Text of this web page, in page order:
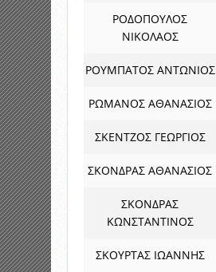
ΡΟΔΟΠΟΥΛΟΣ
ΝΙΚΟΛΑΟΣ
ΡΟΥΜΠΑΤΟΣ ΑΝΤΩΝΙΟΣ
ΡΩΜΑΝΟΣ ΑΘΑΝΑΣΙΟΣ
ΣΚΕΝΤΖΟΣ ΓΕΩΡΓΙΟΣ
ΣΚΟΝΔΡΑΣ ΑΘΑΝΑΣΙΟΣ
ΣΚΟΝΔΡΑΣ
ΚΩΝΣΤΑΝΤΙΝΟΣ
ΣΚΟΥΡΤΑΣ ΙΩΑΝΝΗΣ